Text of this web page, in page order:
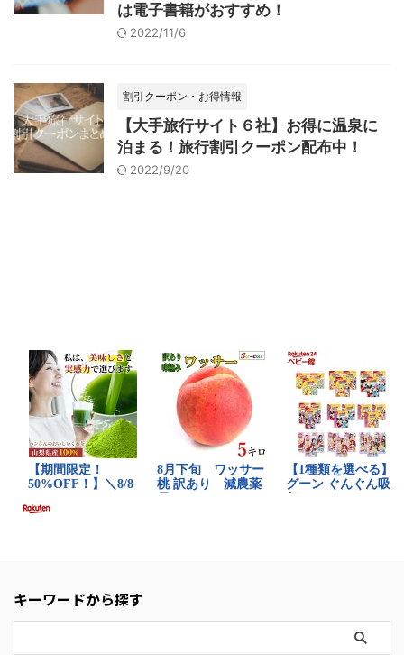
は電子書籍がおすすめ！
2022/11/6
割引クーポン・お得情報
【大手旅行サイト６社】お得に温泉に
泊まる！旅行割引クーポン配布中！
2022/9/20
キーワードから探す